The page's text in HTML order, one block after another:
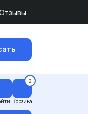
Отзывы
0
Корзина